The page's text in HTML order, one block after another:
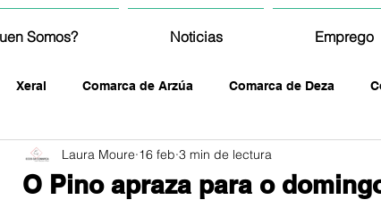
Somos? Noticias Emprego
Xeral Comarca de Arzúa Comarca de Deza
O Pino apraza para o
Laura Moure 16 feb 3 min de lectura